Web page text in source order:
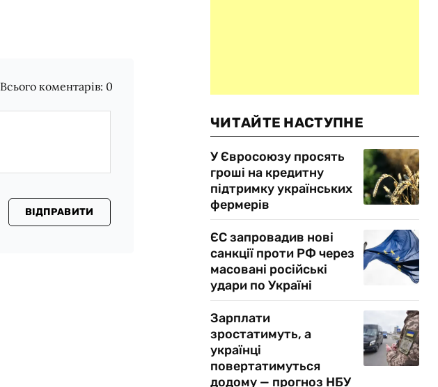
Всього коментарів: 0
ВІДПРАВИТИ
ЧИТАЙТЕ НАСТУПНЕ
У Євросоюзу просять
гроші на кредитну
підтримку українських
фермерів
ЄС запровадив нові
санкції проти РФ через
масовані російські
удари по Україні
Зарплати
зростатимуть, а
українці
повертатимуться
додому — прогноз НБУ